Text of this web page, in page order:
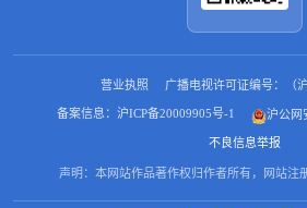
营业执照 广播电视许可证编号：（
备案信息：沪ICP备20009905号-1 沪公网
不良信息举报
声明：本网站作品著作权归作者所有，网站注